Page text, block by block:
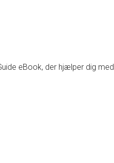
eBook, der hjælper dig med